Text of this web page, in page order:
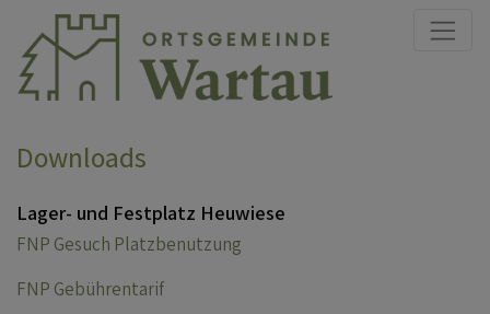
Downloads
Lager- und Festplatz Heuwiese
FNP Gesuch Platzbenutzung
FNP Gebührentarif